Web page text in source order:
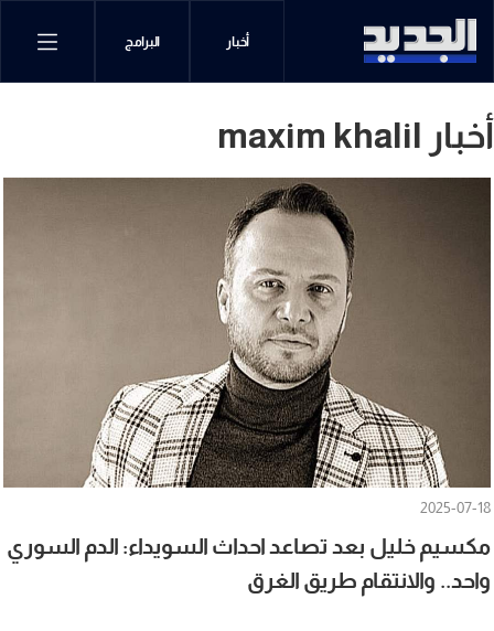
أخبار البرامج
أخبار maxim khalil
2025-07-18
مكسيم خليل بعد تصاعد احداث السويداء: الدم السوري
واحد.. والانتقام طريق الغرق